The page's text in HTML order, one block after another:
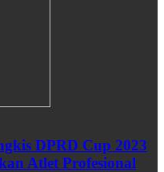
DPRD Cup 2023
Atlet Profesional